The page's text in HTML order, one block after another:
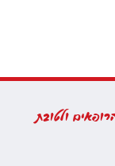
ולטובת